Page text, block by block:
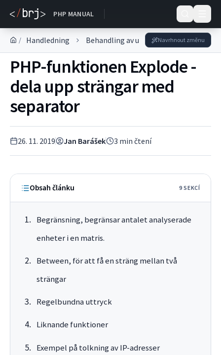
PHP MANUAL
DOKUMENTACE
/ Handledning Behandling av uppgifterNavrhnout změnu
PHP-funktionen Explode -
dela upp strängar med
separator
26. 11. 2019 Jan Barášek 3 min čtení
Obsah článku 9 SEKCÍ
Begränsning, begränsar antalet analyserade
enheter i en matris.
Between, för att få en sträng mellan två
strängar
Regelbundna uttryck
Liknande funktioner
Exempel på tolkning av IP-adresser